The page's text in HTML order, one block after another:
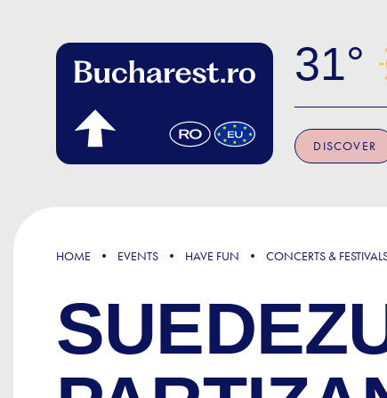
31
DISCOVER
HOME EVENTS HAVE FUN CONCERTS &